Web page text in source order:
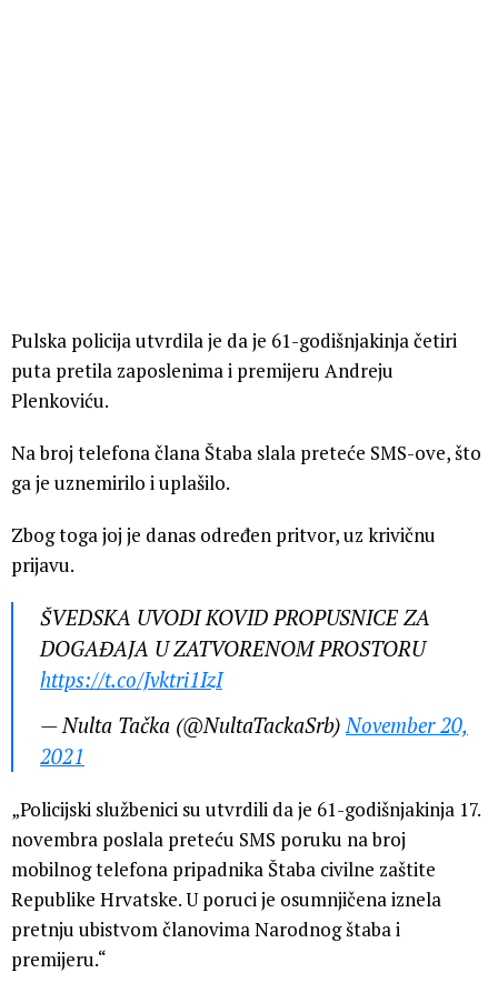
Pulska policija utvrdila je da je 61-godišnjakinja četiri
puta pretila zaposlenima i premijeru Andreju
Plenkoviću.
Na broj telefona člana Štaba slala preteće SMS-ove, što
ga je uznemirilo i uplašilo.
Zbog toga joj je danas određen pritvor, uz krivičnu
prijavu.
ŠVEDSKA UVODI KOVID PROPUSNICE ZA
DOGAĐAJA U ZATVORENOM PROSTORU
https://t.co/Jvktri1IzI
— Nulta Tačka (@NultaTackaSrb)November 20,
2021
„Policijski službenici su utvrdili da je 61-godišnjakinja 17.
novembra poslala preteću SMS poruku na broj
mobilnog telefona pripadnika Štaba civilne zaštite
Republike Hrvatske. U poruci je osumnjičena iznela
pretnju ubistvom članovima Narodnog štaba i
premijeru.“